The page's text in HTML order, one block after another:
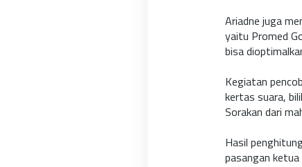
Ariadne juga
yaitu Promed
bisa
Kegiatan
kertas suara,
Sorakan dari
Hasil
pasangan